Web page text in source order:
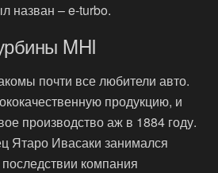
назван – e-turbo.
MHI
почти все любители авто.
продукцию, и
производство аж в 1884 году.
Ятаро Ивасаки занимался
компания